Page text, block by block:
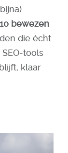
10 bewezen
die écht
tools
klaar